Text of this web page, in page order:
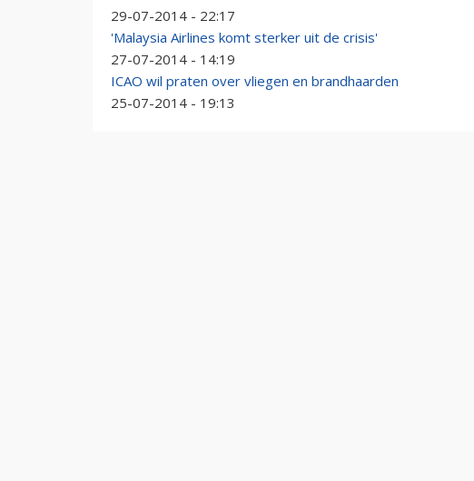
29-07-2014 - 22:17
'Malaysia Airlines komt sterker uit de crisis'
27-07-2014 - 14:19
ICAO wil praten over vliegen en brandhaarden
25-07-2014 - 19:13